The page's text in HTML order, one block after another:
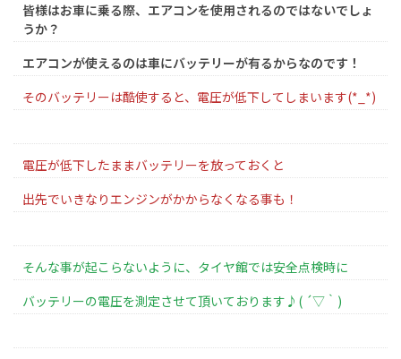
皆様はお車に乗る際、エアコンを使用されるのではないでしょ
うか？
エアコンが使えるのは車にバッテリーが有るからなのです！
そのバッテリーは酷使すると、電圧が低下してしまいます(*_*)
電圧が低下したままバッテリーを放っておくと
出先でいきなりエンジンがかからなくなる事も！
そんな事が起こらないように、タイヤ館では安全点検時に
バッテリーの電圧を測定させて頂いております♪( ´▽｀)